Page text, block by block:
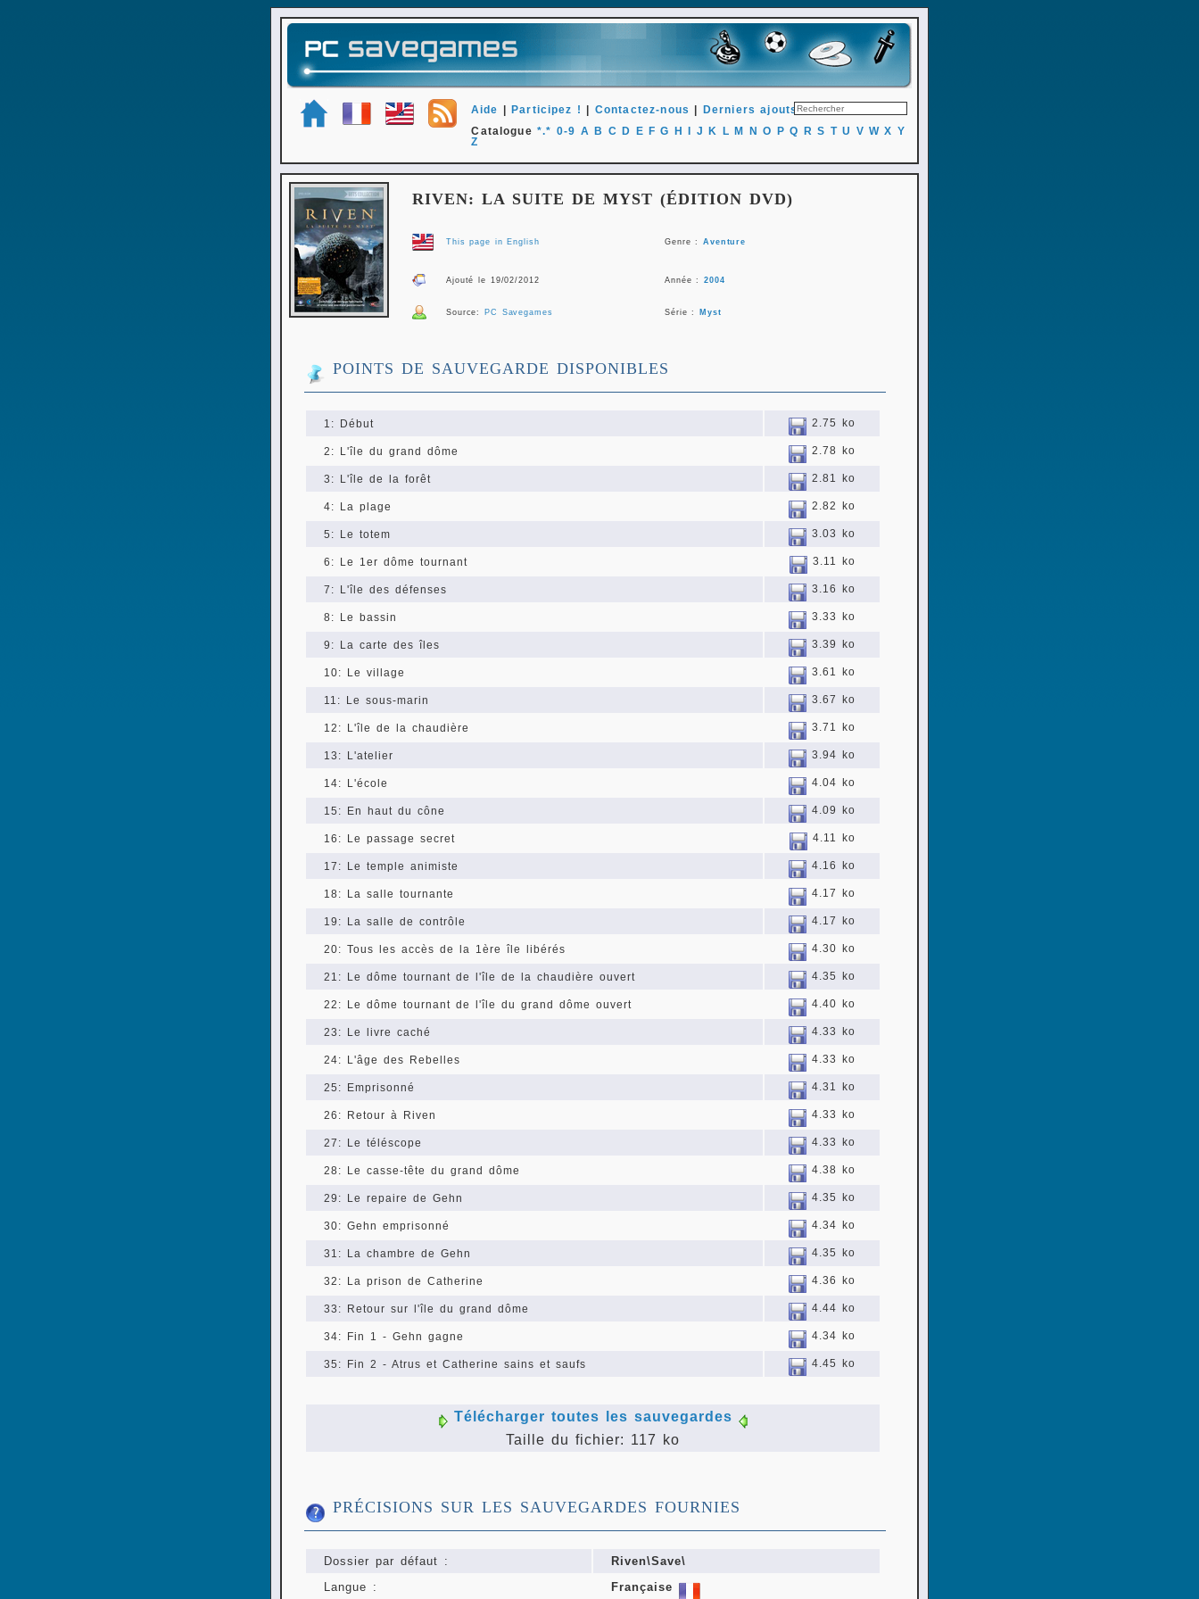
Aide Participez ! Contactez-nous Derniers ajouts
Catalogue*.* 0-9 A B C D E F G H J K L M N O P Q R S T U V W X
Y
Z
RIVEN: LA SUITE DE MYST (ÉDITION DVD)
This page in English Genre : Aventure
Ajouté le 19/02/2012 Année : 2004
Source: PC Savegames Série : Myst
POINTS DE SAUVEGARDE DISPONIBLES
1: Début 2.75 ko
2: L'île du grand dôme 2.78 ko
3: L'île de la forêt 2.81 ko
4: La plage 2.82 ko
5: Le totem 3.03 ko
6: Le 1er dôme tournant 3.11 ko
7: L'île des défenses 3.16 ko
8: Le bassin 3.33 ko
9: La carte des îles 3.39 ko
10: Le village 3.61 ko
11: Le sous-marin 3.67 ko
12: L'île de la chaudière 3.71 ko
13: L'atelier 3.94 ko
14: L'école 4.04 ko
15: En haut du cône 4.09 ko
16: Le passage secret 4.11 ko
17: Le temple animiste 4.16 ko
18: La salle tournante 4.17 ko
19: La salle de contrôle 4.17 ko
20: Tous les accès de la 1ère île libérés 4.30 ko
21: Le dôme tournant de l'île de la chaudière ouvert 4.35 ko
22: Le dôme tournant de l'île du grand dôme ouvert 4.40 ko
23: Le livre caché 4.33 ko
24: L'âge des Rebelles 4.33 ko
25: Emprisonné 4.31 ko
26: Retour à Riven 4.33 ko
27: Le téléscope 4.33 ko
28: Le casse-tête du grand dôme 4.38 ko
29: Le repaire de Gehn 4.35 ko
30: Gehn emprisonné 4.34 ko
31: La chambre de Gehn 4.35 ko
32: La prison de Catherine 4.36 ko
33: Retour sur l'île du grand dôme 4.44 ko
34: Fin 1 - Gehn gagne 4.34 ko
35: Fin 2 - Atrus et Catherine sains et saufs 4.45 ko
Télécharger toutes les sauvegardes
Taille du fichier: 117 ko
PRÉCISIONS SUR LES SAUVEGARDES FOURNIES
Dossier par défaut :
Riven\Save\
Langue :
Française